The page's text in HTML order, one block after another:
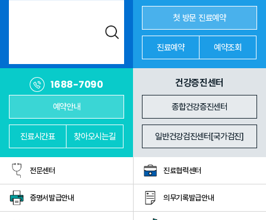
진료과 의료진
첫 방문 진료예약
진료예약 예약조회
1688-7090
예약안내
진료시간표 찾아오시는길
건강증진센터
종합건강증진센터
일반건강검진센터[국가검진]
전문센터 진료협력센터
증명서발급안내 의무기록발급안내